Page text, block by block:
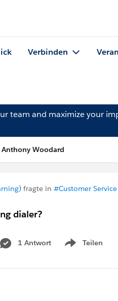
Verbinden
team and maximize your
Anthony Woodard
fragte in #Customer Service
dialer?
1 Antwort Teilen
Show menu